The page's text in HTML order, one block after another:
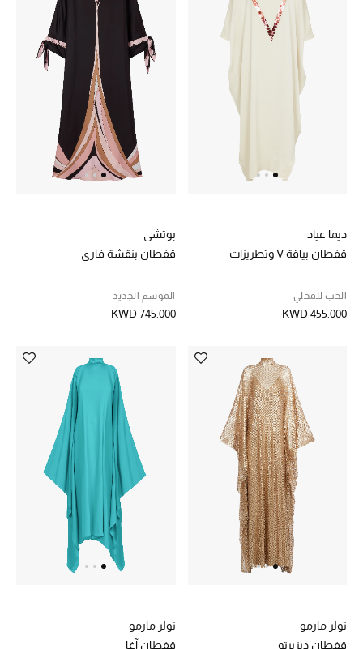
هدايا للنساء
ركن الفخامة
جميع الأحذية النسائية
جميع الحقائب النسائية
موضة نسائية
تسوقوا للنساء
الموسم الجديد
الحقائب النسائية
دليل ملتزمات الحقائب
حقائب رجالية
حقائب الأطفال
ديما عياد
قفطان بياقة V وتطريزات
الحب للمحلي
KWD 455.000
بوتشي
قفطان بنقشة فاري
الموسم الجديد
KWD 745.000
تولر مارمو
قفطان ديزيرتو
تولر مارمو
قفطان آغا